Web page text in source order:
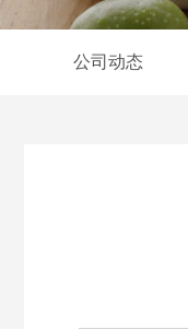
公司动态